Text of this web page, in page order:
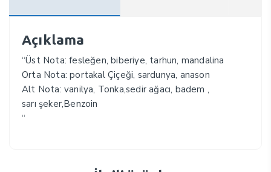
Açıklama
“Üst Nota: fesleğen, biberiye, tarhun, mandalina
Orta Nota: portakal Çiçeği, sardunya, anason
Alt Nota: vanilya, Tonka,sedir ağacı, badem ,
sarı şeker,Benzoin
“